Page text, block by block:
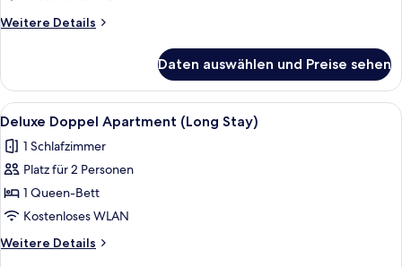
(Long
Weitere Details
Weitere
Plus
Doppel
Apartment,
(Long
Stay)
Daten auswählen und Preise sehen
Alle
Fotos
für
Deluxe
Doppel
Apartment
(Long
Stay)
Ein kompaktes Hotelzimmer mit
8
Deluxe Doppel Apartment (Long Stay)
1 Schlafzimmer
Platz für 2 Personen
1 Queen-Bett
Kostenloses WLAN
Weitere Details
Weitere